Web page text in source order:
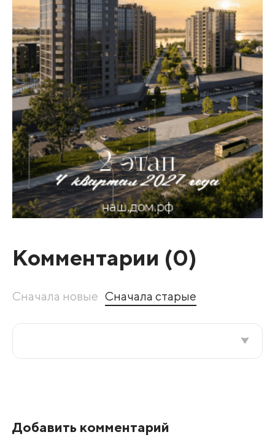
Комментарии (0)
Сначала новые Сначала старые
Добавить комментарий